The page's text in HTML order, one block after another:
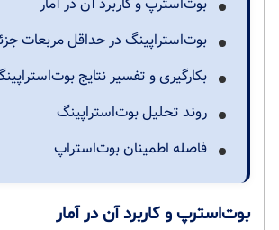
بوت‌استراپینگ در حداقل مربعات
بکارگیری و تفسیر نتایج
روند تحلیل بوت‌استراپینگ
فاصله اطمینان بوت‌استراپ
بوت‌استرپ و کاربرد آن در آمار